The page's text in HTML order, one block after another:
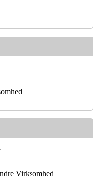
Virksomhed